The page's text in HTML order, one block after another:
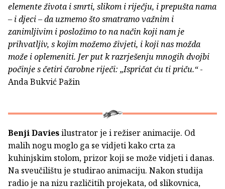
elemente života i smrti, slikom i riječju, i prepušta nama
– i djeci – da uzmemo što smatramo važnim i
zanimljivim i posložimo to na način koji nam je
prihvatljiv, s kojim možemo živjeti, i koji nas možda
može i oplemeniti. Jer put k razrješenju mnogih dvojbi
počinje s četiri čarobne riječi: „Ispričat ću ti priču.“-
Anda Bukvić Pažin
Benji Daviesilustrator je i režiser animacije. Od
malih nogu moglo ga se vidjeti kako crta za
kuhinjskim stolom, prizor koji se može vidjeti i danas.
Na sveučilištu je studirao animaciju. Nakon studija
radio je na nizu različitih projekata, od slikovnica,